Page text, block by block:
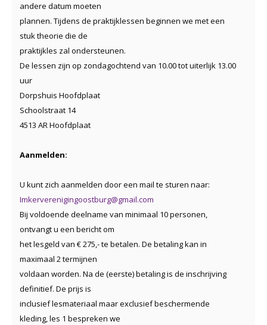
andere datum moeten
plannen. Tijdens de praktijklessen beginnen we met een
stuk theorie die de
praktijkles zal ondersteunen.
De lessen zijn op zondagochtend van 10.00 tot uiterlijk 13.00
uur
Dorpshuis Hoofdplaat
Schoolstraat 14
4513 AR Hoofdplaat
Aanmelden:
U kunt zich aanmelden door een mail te sturen naar:
Imkerverenigingoostburg@gmail.com
Bij voldoende deelname van minimaal 10 personen,
ontvangt u een bericht om
het lesgeld van € 275,- te betalen. De betaling kan in
maximaal 2 termijnen
voldaan worden. Na de (eerste) betaling is de inschrijving
definitief. De prijs is
inclusief lesmateriaal maar exclusief beschermende
kleding, les 1 bespreken we